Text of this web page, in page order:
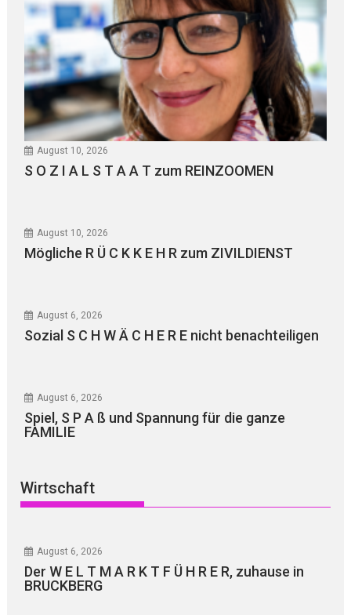
August 10, 2026
S O Z I A L S T A A T zum REINZOOMEN
August 10, 2026
Mögliche R Ü C K K E H R zum ZIVILDIENST
August 6, 2026
Sozial S C H W Ä C H E R E nicht benachteiligen
August 6, 2026
Spiel, S P A ß und Spannung für die ganze
FAMILIE
Wirtschaft
August 6, 2026
Der W E L T M A R K T F Ü H R E R, zuhause in
BRUCKBERG